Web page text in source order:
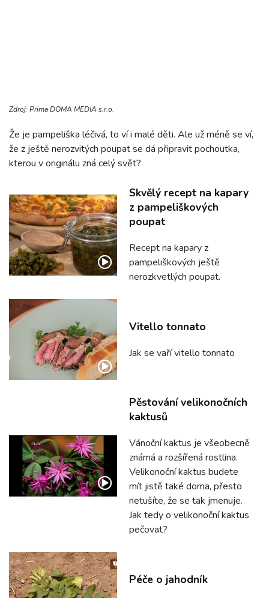
Zdroj: Prima DOMA MEDIA s.r.o.
Že je pampeliška léčivá, to ví i malé děti. Ale už méně se ví,
že z ještě nerozvitých poupat se dá připravit pochoutka,
kterou v originálu zná celý svět?
Skvělý recept na kapary
z pampeliškových
poupat
Recept na kapary z
pampeliškových ještě
nerozkvetlých poupat.
Vitello tonnato
Jak se vaří vitello tonnato
Pěstování velikonočních
kaktusů
Vánoční kaktus je všeobecně
známá a rozšířená rostlina.
Velikonoční kaktus budete
mít jistě také doma, přesto
netušíte, že se tak jmenuje.
Jak tedy o velikonoční kaktus
pečovat?
Péče o jahodník